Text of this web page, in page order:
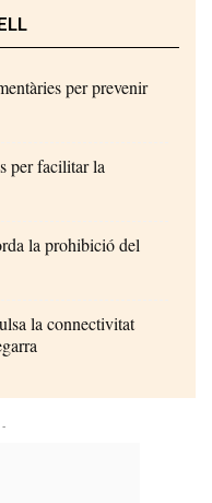
per prevenir
per facilitar la
la prohibició del
la connectivitat